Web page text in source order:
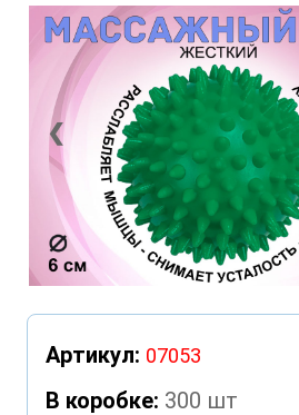
❮
Артикул: 07053
В коробке: 300 шт